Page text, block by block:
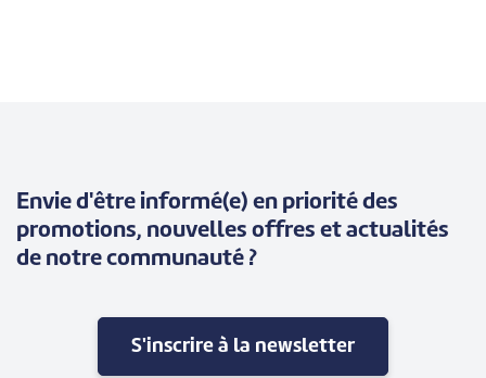
Envie d'être informé(e) en priorité des
promotions, nouvelles offres et actualités
de notre communauté ?
S'inscrire à la newsletter